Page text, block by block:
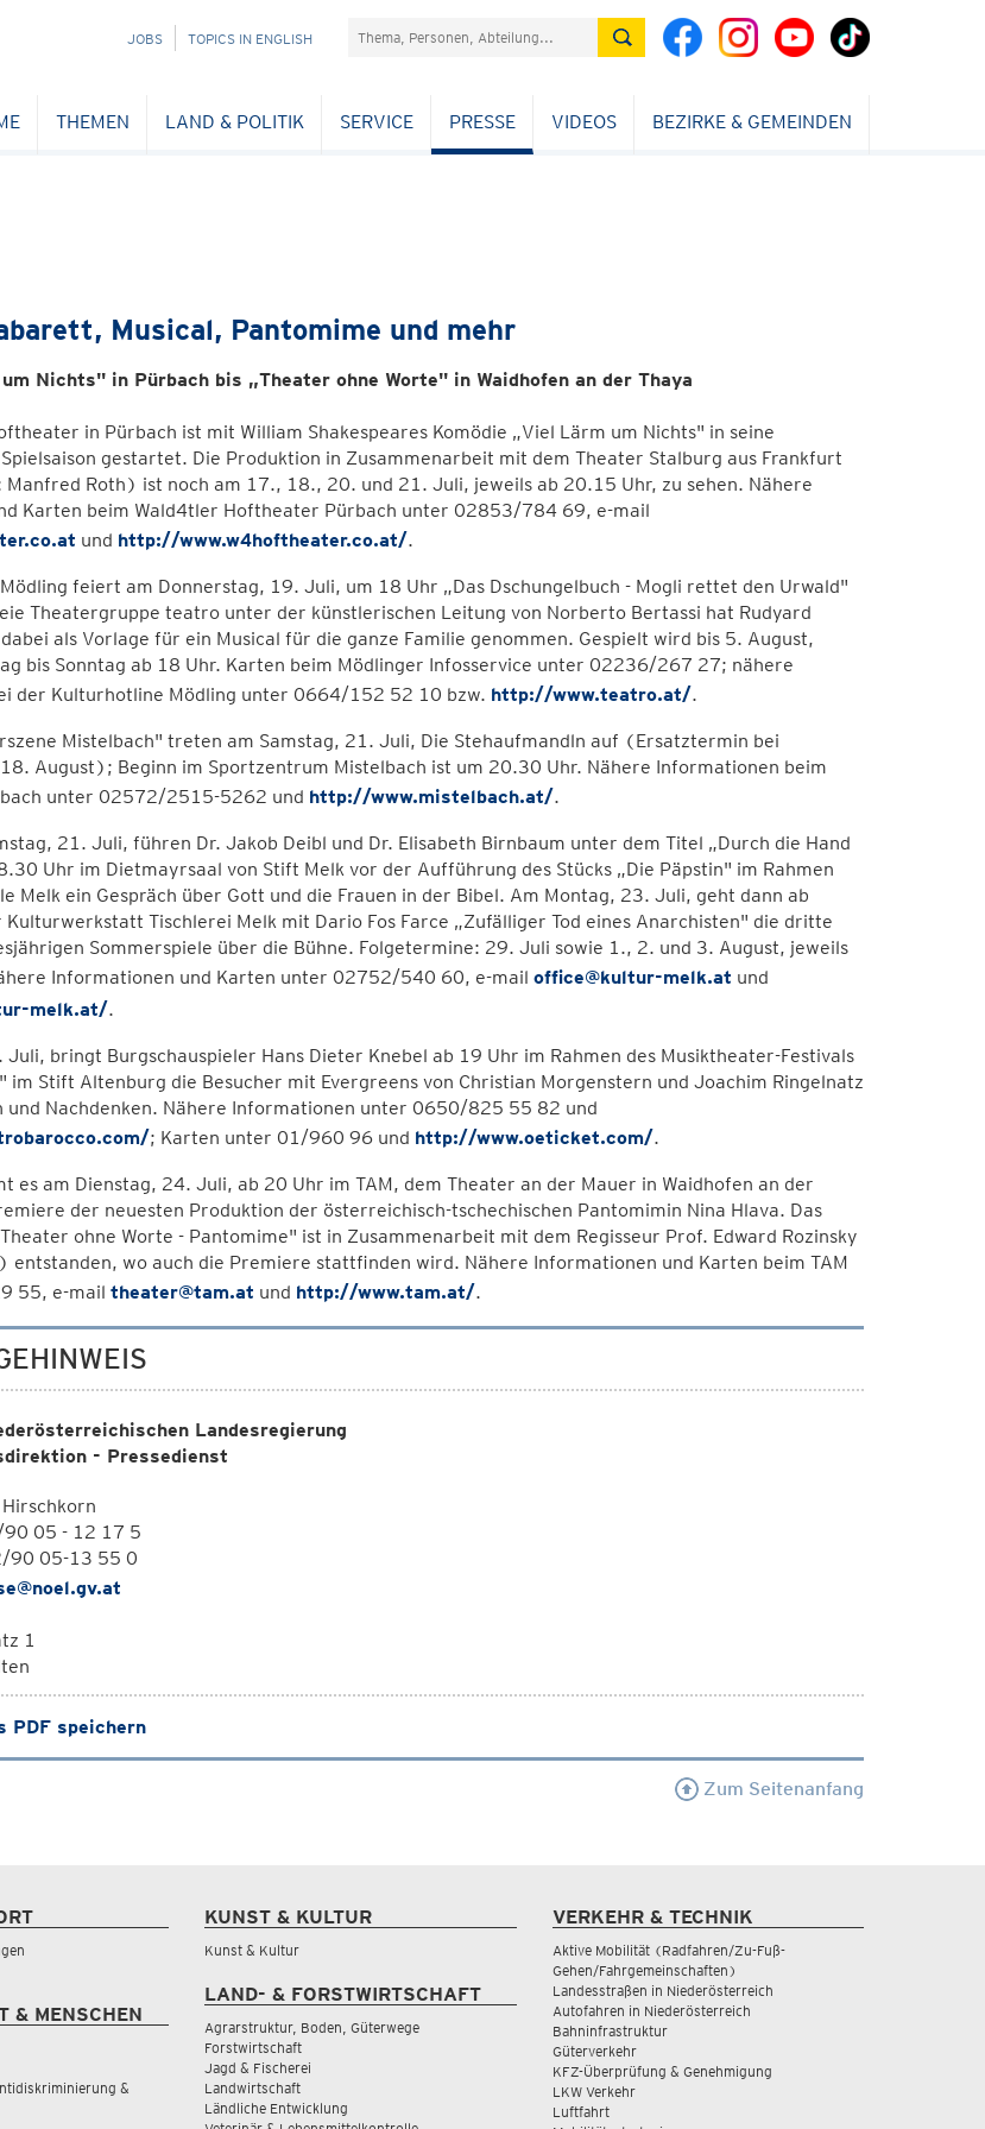
NAVIGATION
JOBS TOPICS IN ENGLISH Suchefeld
THEMEN LAND & POLITIK SERVICE PRESSE VIDEOS BEZIRKE & GEMEINDEN
Musical, Pantomime und mehr
Nichts" in Pürbach bis „Theater ohne Worte" in Waidhofen an der Thaya
in Pürbach ist mit William Shakespeares Komödie „Viel Lärm um Nichts" in seine
gestartet. Die Produktion in Zusammenarbeit mit dem Theater Stalburg aus Frankfurt
Manfred Roth) ist noch am 17., 18., 20. und 21. Juli, jeweils ab 20.15 Uhr, zu sehen. Nähere
Karten beim Wald4tler Hoftheater Pürbach unter 02853/784 69, e-mail
und http://www.w4hoftheater.co.at/.
feiert am Donnerstag, 19. Juli, um 18 Uhr „Das Dschungelbuch - Mogli rettet den Urwald"
Theatergruppe teatro unter der künstlerischen Leitung von Norberto Bertassi hat Rudyard
als Vorlage für ein Musical für die ganze Familie genommen. Gespielt wird bis 5. August,
bis Sonntag ab 18 Uhr. Karten beim Mödlinger Infosservice unter 02236/267 27; nähere
der Kulturhotline Mödling unter 0664/152 52 10 bzw. http://www.teatro.at/.
Mistelbach" treten am Samstag, 21. Juli, Die Stehaufmandln auf (Ersatztermin bei
August); Beginn im Sportzentrum Mistelbach ist um 20.30 Uhr. Nähere Informationen beim
unter 02572/2515-5262 und http://www.mistelbach.at/.
21. Juli, führen Dr. Jakob Deibl und Dr. Elisabeth Birnbaum unter dem Titel „Durch die Hand
Uhr im Dietmayrsaal von Stift Melk vor der Aufführung des Stücks „Die Päpstin" im Rahmen
Melk ein Gespräch über Gott und die Frauen in der Bibel. Am Montag, 23. Juli, geht dann ab
Tischlerei Melk mit Dario Fos Farce „Zufälliger Tod eines Anarchisten" die dritte
Sommerspiele über die Bühne. Folgetermine: 29. Juli sowie 1., 2. und 3. August, jeweils
Informationen und Karten unter 02752/540 60, e-mail office@kultur-melk.at und
melk.at/.
Juli, bringt Burgschauspieler Hans Dieter Knebel ab 19 Uhr im Rahmen des Musiktheater-Festivals
im Stift Altenburg die Besucher mit Evergreens von Christian Morgenstern und Joachim Ringelnatz
und Nachdenken. Nähere Informationen unter 0650/825 55 82 und
; Karten unter 01/960 96 und http://www.oeticket.com/.
es am Dienstag, 24. Juli, ab 20 Uhr im TAM, dem Theater an der Mauer in Waidhofen an der
der neuesten Produktion der österreichisch-tschechischen Pantomimin Nina Hlava. Das
ohne Worte - Pantomime" ist in Zusammenarbeit mit dem Regisseur Prof. Edward Rozinsky
entstanden, wo auch die Premiere stattfinden wird. Nähere Informationen und Karten beim TAM
55, e-mail theater@tam.at und http://www.tam.at/.
Landesregierung
- Pressedienst
05 - 12 17 5
90 05-13 55 0
1
PDF speichern
Zum Seitenanfang
& MENSCHEN
&
KUNST & KULTUR
Kunst & Kultur
LAND- & FORSTWIRTSCHAFT
Agrarstruktur, Boden, Güterwege
Forstwirtschaft
Jagd & Fischerei
Landwirtschaft
Ländliche Entwicklung
VERKEHR & TECHNIK
Aktive Mobilität (Radfahren/Zu-Fuß-
Gehen/Fahrgemeinschaften)
Landesstraßen in Niederösterreich
Autofahren in Niederösterreich
Bahninfrastruktur
Güterverkehr
KFZ-Überprüfung & Genehmigung
LKW Verkehr
Luftfahrt